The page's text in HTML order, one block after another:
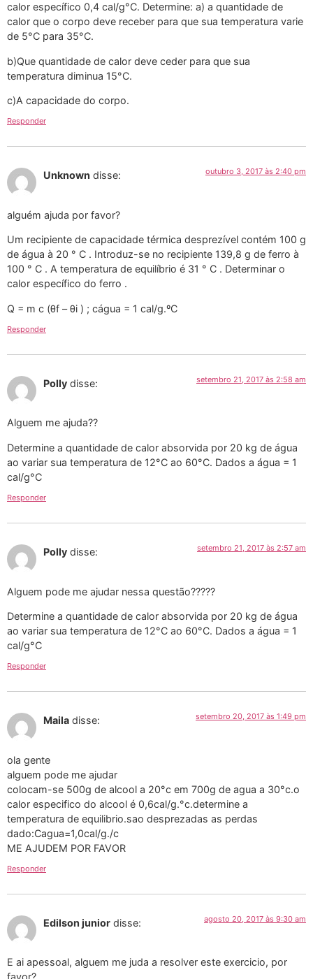
calor específico 0,4 cal/g°C. Determine: a) a quantidade de
calor que o corpo deve receber para que sua temperatura varie
de 5°C para 35°C.
b)Que quantidade de calor deve ceder para que sua
temperatura diminua 15°C.
c)A capacidade do corpo.
Responder
Unknown disse: outubro 3, 2017 às 2:40 pm
alguém ajuda por favor?
Um recipiente de capacidade térmica desprezível contém 100 g
de água à 20 ° C . Introduz-se no recipiente 139,8 g de ferro à
100 ° C . A temperatura de equilíbrio é 31 ° C . Determinar o
calor específico do ferro .
Q = m c (θf – θi ) ; cágua = 1 cal/g.ºC
Responder
Polly disse: setembro 21, 2017 às 2:58 am
Alguem me ajuda??
Determine a quantidade de calor absorvida por 20 kg de água
ao variar sua temperatura de 12°C ao 60°C. Dados a água = 1
cal/g°C
Responder
Polly disse: setembro 21, 2017 às 2:57 am
Alguem pode me ajudar nessa questão?????
Determine a quantidade de calor absorvida por 20 kg de água
ao variar sua temperatura de 12°C ao 60°C. Dados a água = 1
cal/g°C
Responder
Maila disse: setembro 20, 2017 às 1:49 pm
ola gente
alguem pode me ajudar
colocam-se 500g de alcool a 20°c em 700g de agua a 30°c.o
calor especifico do alcool é 0,6cal/g.°c.determine a
temperatura de equilibrio.sao desprezadas as perdas
dado:Cagua=1,0cal/g./c
ME AJUDEM POR FAVOR
Responder
Edilson junior disse: agosto 20, 2017 às 9:30 am
E ai apessoal, alguem me juda a resolver este exercicio, por